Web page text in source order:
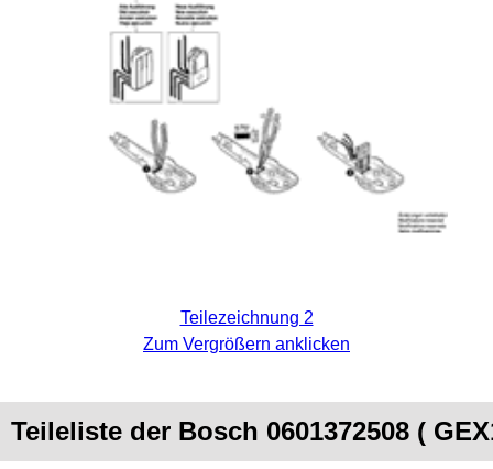
Teilezeichnung 2
Zum Vergrößern anklicken
Teileliste der Bosch 0601372508 (